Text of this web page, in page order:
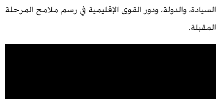
والدولة، ودور القوى الإقليمية في رسم ملامح المرحلة